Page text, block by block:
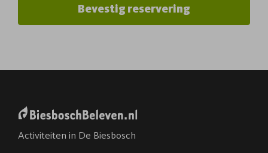
Bevestig reservering
Activiteiten in De Biesbosch